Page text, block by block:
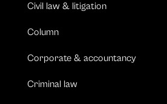
Civil law & litigation
Column
Corporate & accountancy
Criminal law